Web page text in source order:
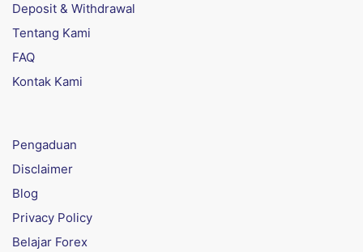
Deposit & Withdrawal
Tentang Kami
FAQ
Kontak Kami
Pengaduan
Disclaimer
Blog
Privacy Policy
Belajar Forex